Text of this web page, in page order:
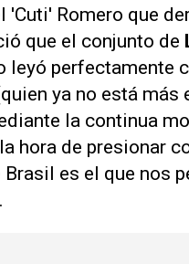
Romero que
que el conjunto de
leyó perfectamente
ya no está más
la continua
hora de presionar
es el que nos